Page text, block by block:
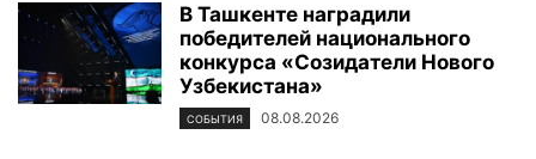
В Ташкенте наградили
победителей национального
конкурса «Созидатели Нового
Узбекистана»
СОБЫТИЯ 08.08.2026